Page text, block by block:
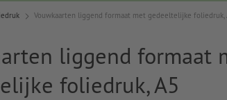
Vouwkaarten liggend formaat met gedeeltelijke foliedruk,
liggend formaat
foliedruk, A5